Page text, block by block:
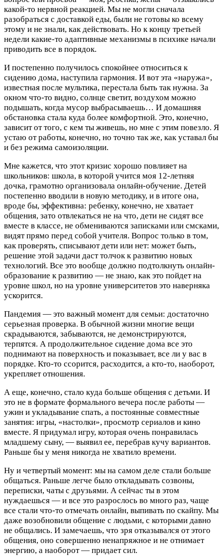
какой-то нервной реакцией. Мы не могли сначала
разобраться с доставкой еды, были не готовы ко всему
этому и не знали, как действовать. Но к концу третьей
недели какие-то адаптивные механизмы в психике начали
приводить все в порядок.
И постепенно получилось спокойнее относиться к
сидению дома, наступила гармония. И вот эта «наружа»,
известная после мультика, перестала быть так нужна. За
окном что-то видно, солнце светит, воздухом можно
подышать, когда мусор выбрасываешь… И домашняя
обстановка стала куда более комфортной. Это, конечно,
зависит от того, с кем ты живешь, но мне с этим повезло. Я
устаю от работы, конечно, но точно так же, как уставал бы
и без режима самоизоляции.
Мне кажется, что этот кризис хорошо повлияет на
школьников: школа, в которой учится моя 12-летняя
дочка, грамотно организовала онлайн-обучение. Детей
постепенно вводили в новую методику, и в итоге она,
вроде бы, эффективна: ребенку, конечно, не хватает
общения, зато отвлекаться не на что, дети не сидят все
вместе в классе, не обмениваются записками или смсками,
видят прямо перед собой учителя. Вопрос только в том,
как проверять, списывают дети или нет: может быть,
решение этой задачи даст толчок к развитию новых
технологий. Все это вообще должно подтолкнуть онлайн-
образование к развитию — не знаю, как это пойдет на
уровне школ, но на уровне университетов это наверняка
ускорится.
Пандемия — это важный момент для семьи: достаточно
серьезная проверка. В обычной жизни многие вещи
скрадываются, забываются, не демонстрируются,
терпятся. А продолжительное сидение дома все это
поднимают на поверхность и показывает, все ли у вас в
порядке. Кто-то ссорится, расходится, а кто-то, наоборот,
укрепляет отношения.
А еще, конечно, стало куда больше общения с детьми. И
это не в формате формального вечера после работы —
ужин и укладывание спать, а постоянные совместные
занятия: игры, «настолки», просмотр сериалов и кино
вместе. Я придумал игру, которая очень понравилась
младшему сыну, — выявил ее, перебрав кучу вариантов.
Раньше бы у меня никогда не хватило времени.
Ну и четвертый момент: мы на самом деле стали больше
общаться. Раньше легче было откладывать созвоны,
переписки, чаты с друзьями. А сейчас ты в этом
нуждаешься — и все это разрослось во много раз, чаще
все стали что-то отмечать онлайн, выпивать по скайпу. Мы
даже возобновили общение с людьми, с которыми давно
не общались. И замечаешь, что зря отказывался от этого
общения, оно совершенно ненапряжное и не отнимает
энергию, а наоборот — придает сил.